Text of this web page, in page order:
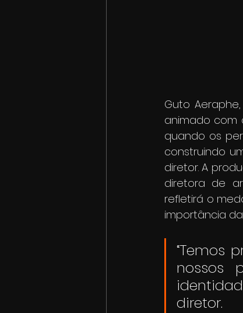
Guto
animado com
quando os
construindo
diretor. A
diretora de
refletirá o
importância
“Temos
nossos
diretor.